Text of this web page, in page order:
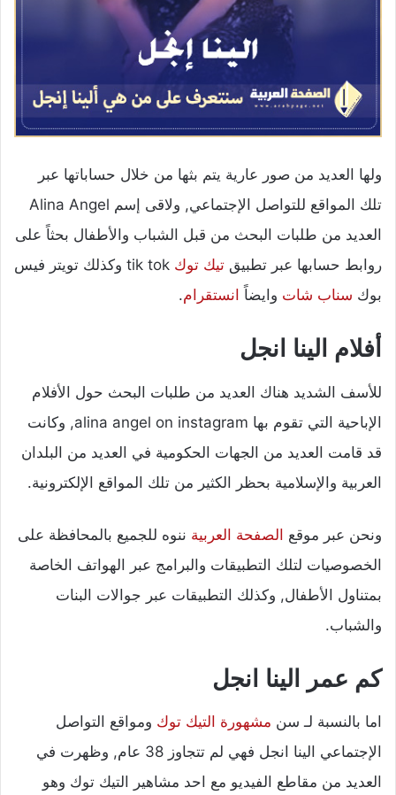
ولها العديد من صور عارية يتم بثها من خلال حساباتها عبر
تلك المواقع للتواصل الإجتماعي, ولاقى إسم Alina Angel
العديد من طلبات البحث من قبل الشباب والأطفال بحثاً على
روابط حسابها عبر تطبيق تيك توك
tik tok وكذلك تويتر فيس
بوك سناب شات وايضاً انستقرام.
أفلام الينا انجل
للأسف الشديد هناك العديد من طلبات البحث حول الأفلام
الإباحية التي تقوم بها alina angel on instagram, وكانت
قد قامت العديد من الجهات الحكومية في العديد من البلدان
العربية والإسلامية بحظر الكثير من تلك المواقع الإلكترونية.
ونحن عبر موقع الصفحة العربية ننوه للجميع بالمحافظة على
الخصوصيات لتلك التطبيقات والبرامج عبر الهواتف الخاصة
بمتناول الأطفال, وكذلك التطبيقات عبر جوالات البنات
والشباب.
كم عمر الينا انجل
اما بالنسبة لـ سن مشهورة التيك توك ومواقع التواصل
الإجتماعي الينا انجل فهي لم تتجاوز 38 عام, وظهرت في
العديد من مقاطع الفيديو مع احد مشاهير التيك توك وهو